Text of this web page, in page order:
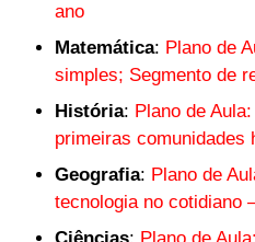
ano
Matemática: Plano de
simples; Segmento de
História: Plano de
primeiras comunidades
Geografia: Plano de
tecnologia no cotidiano